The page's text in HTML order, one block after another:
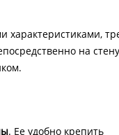
на
. Ее удобно крепить